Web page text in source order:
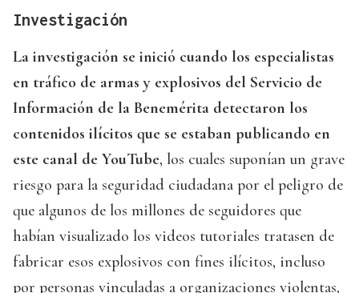
Investigación
La investigación se inició cuando los especialistas
en tráfico de armas y explosivos del Servicio de
Información de la Benemérita detectaron los
contenidos ilícitos que se estaban publicando en
este canal de YouTube, los cuales suponían un grave
riesgo para la seguridad ciudadana por el peligro de
que algunos de los millones de seguidores que
habían visualizado los videos tutoriales tratasen de
fabricar esos explosivos con fines ilícitos, incluso
por personas vinculadas a organizaciones violentas,